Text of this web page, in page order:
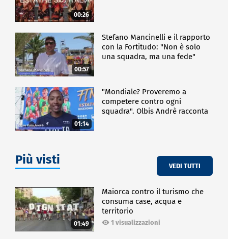
00:26
00:57
Stefano Mancinelli e il rapporto
con la Fortitudo: "Non è solo
una squadra, ma una fede"
01:14
"Mondiale? Proveremo a
competere contro ogni
squadra". Olbis Andrè racconta
Più visti VEDI TUTTI
01:49
Maiorca contro il turismo che
consuma case, acqua e
territorio
1 visualizzazioni